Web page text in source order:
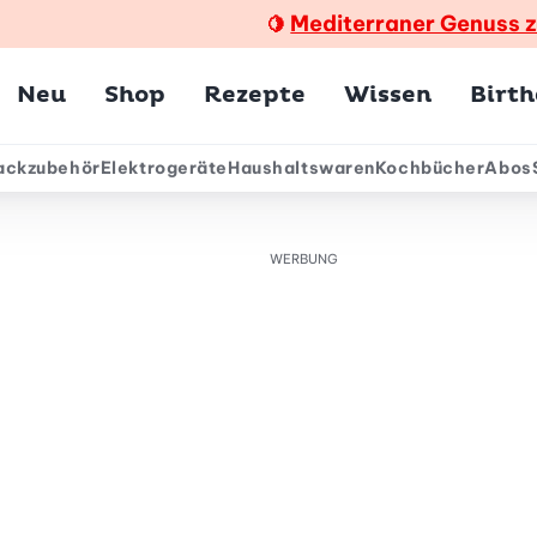
🍋 Mediterraner Genuss
Neu Shop Rezepte Wissen
ElektrogeräteHaushaltswarenKochbücherAbos
WERBUNG